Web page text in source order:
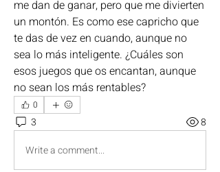
me dan de ganar, pero que me divierten
un montón. Es como ese capricho que
te das de vez en cuando, aunque no
sea lo más inteligente. ¿Cuáles son
esos juegos que os encantan, aunque
no sean los más rentables?
0
3
8
Write a comment...